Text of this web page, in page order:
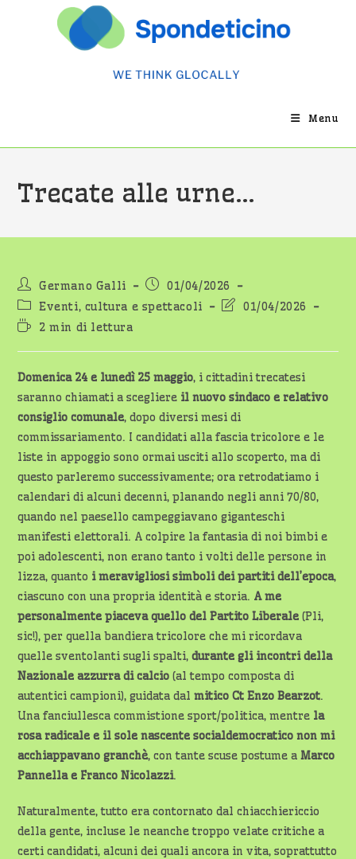
Menu
Trecate alle urne…
Autore
dell'articolo:
Germano Galli
Articolo
pubblicato:
01/04/2026
Categoria
dell'articolo:
Eventi, cultura e spettacoli
Ultima01/04/2026
Tempo
lettura:
2 min di lettura
Domenica 24 e lunedì 25 maggio, i cittadini trecatesi
saranno chiamati a scegliere il nuovo sindaco e relativo
consiglio comunale, dopo diversi mesi di
commissariamento. I candidati alla fascia tricolore e le
liste in appoggio sono ormai usciti allo scoperto, ma di
questo parleremo successivamente; ora retrodatiamo i
calendari di alcuni decenni, planando negli anni 70/80,
quando nel paesello campeggiavano giganteschi
manifesti elettorali. A colpire la fantasia di noi bimbi e
poi adolescenti, non erano tanto i volti delle persone in
lizza, quanto i meravigliosi simboli dei partiti dell’epoca,
ciascuno con una propria identità e storia. A me
personalmente piaceva quello del Partito Liberale (Pli,
sic!), per quella bandiera tricolore che mi ricordava
quelle sventolanti sugli spalti,durante gli incontri della
Nazionale azzurra di calcio (al tempo composta di
autentici campioni), guidata dalmitico Ct Enzo Bearzot.
Una fanciullesca commistione sport/politica, mentre la
rosa radicale e il sole nascente socialdemocratico non mi
acchiappavano granchè, con tante scuse postume aMarco
Pannella e Franco Nicolazzi.
Naturalmente, tutto era contornato dal chiacchiericcio
della gente, incluse le neanche troppo velate critiche a
certi candidati, alcuni dei quali ancora in vita, soprattutto